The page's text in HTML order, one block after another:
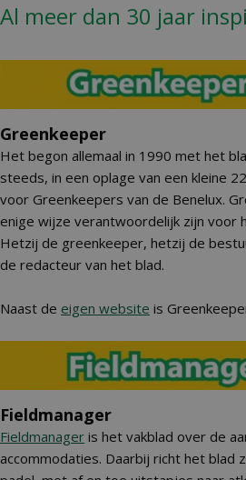
Al meer dan 30 jaar
Greenkeeper
Het begon allemaal in 1990 met het
steeds, in een oplage van een kleine
voor Greenkeepers van de Benelux.
enige wijze verantwoordelijk zijn voor
Hetzij de greenkeeper, hetzij de
de redacteur van het blad.
Naast de eigen website is
Fieldmanager
Fieldmanager is het vakblad over de
accommodaties. Daarbij richt het blad